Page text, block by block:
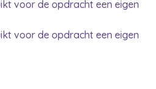
voor de opdracht een eigen
voor de opdracht een eigen